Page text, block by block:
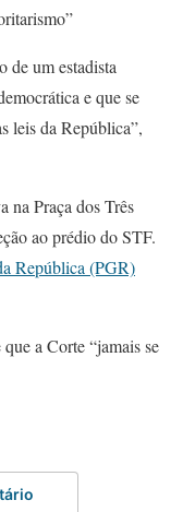
de um estadista
e que se
leis da República”,
na Praça dos Três
ao prédio do STF.
República (PGR)
a Corte “jamais se